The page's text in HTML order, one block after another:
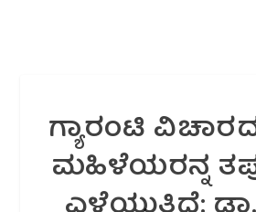
ಗ್ಯಾರಂಟಿ
ಮಹಿಳೆಯರನ್ನ